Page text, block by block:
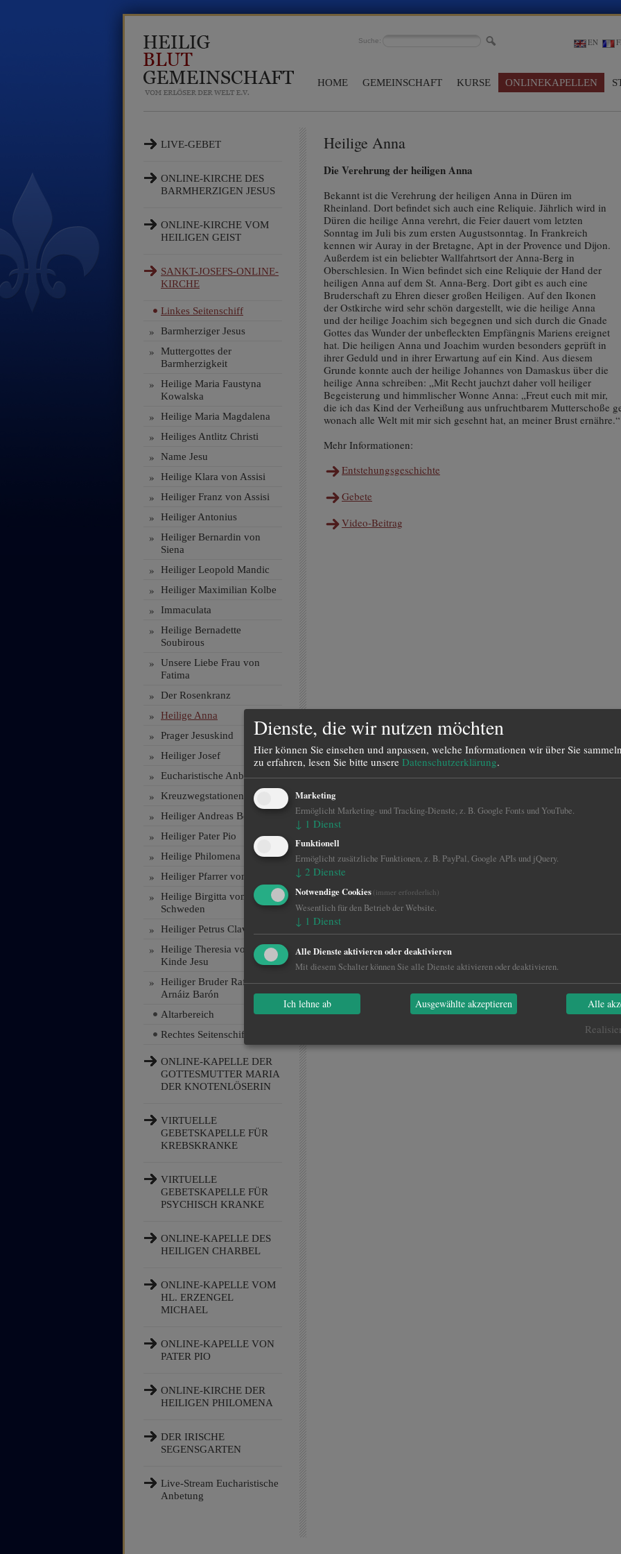
Suche: EN
HOME GEMEINSCHAFT KURSE ONLINEKAPELLEN
LIVE-GEBET
ONLINE-KIRCHE DES
BARMHERZIGEN JESUS
ONLINE-KIRCHE VOM
HEILIGEN GEIST
SANKT-JOSEFS-ONLINE-
KIRCHE
Linkes Seitenschiff
» Barmherziger Jesus
»
Muttergottes der
Barmherzigkeit
»
Heilige Maria Faustyna
Kowalska
» Heilige Maria Magdalena
» Heiliges Antlitz Christi
» Name Jesu
» Heilige Klara von Assisi
» Heiliger Franz von Assisi
» Heiliger Antonius
»
Heiliger Bernardin von
Siena
» Heiliger Leopold Mandic
» Heiliger Maximilian Kolbe
» Immaculata
»
Heilige Bernadette
Soubirous
»
Unsere Liebe Frau von
Fatima
» Der Rosenkranz
» Heilige Anna
» Prager Jesuskind
» Heiliger Josef
» Eucharistische Anbetung
» Kreuzwegstationen
» Heiliger Andreas Bessette
» Heiliger Pater Pio
» Heilige Philomena
» Heiliger Pfarrer von Ars
»
Heilige Birgitta von
Schweden
» Heiliger Petrus Claver
»
Heilige Theresia vom
Kinde Jesu
»
Heiliger Bruder Rafael
Arnáiz Barón
Altarbereich
Rechtes Seitenschiff
ONLINE-KAPELLE DER
GOTTESMUTTER MARIA
DER KNOTENLÖSERIN
VIRTUELLE
GEBETSKAPELLE FÜR
KREBSKRANKE
VIRTUELLE
GEBETSKAPELLE FÜR
PSYCHISCH KRANKE
ONLINE-KAPELLE DES
HEILIGEN CHARBEL
ONLINE-KAPELLE VOM
HL. ERZENGEL
MICHAEL
ONLINE-KAPELLE VON
PATER PIO
ONLINE-KIRCHE DER
HEILIGEN PHILOMENA
DER IRISCHE
SEGENSGARTEN
Live-Stream Eucharistische
Anbetung
Heilige Anna
Die Verehrung der heiligen Anna
Bekannt ist die Verehrung der heiligen Anna in Düren im
Rheinland. Dort befindet sich auch eine Reliquie. Jährlich wird in
Düren die heilige Anna verehrt, die Feier dauert vom letzten
Sonntag im Juli bis zum ersten Augustsonntag. In Frankreich
kennen wir Auray in der Bretagne, Apt in der Provence und Dijon.
Außerdem ist ein beliebter Wallfahrtsort der Anna-Berg in
Oberschlesien. In Wien befindet sich eine Reliquie der Hand der
heiligen Anna auf dem St. Anna-Berg. Dort gibt es auch eine
Bruderschaft zu Ehren dieser großen Heiligen. Auf den Ikonen
der Ostkirche wird sehr schön dargestellt, wie die heilige Anna
und der heilige Joachim sich begegnen und sich durch die Gnade
Gottes das Wunder der unbefleckten Empfängnis Mariens ereignet
hat. Die heiligen Anna und Joachim wurden besonders geprüft in
ihrer Geduld und in ihrer Erwartung auf ein Kind. Aus diesem
Grunde konnte auch der heilige Johannes von Damaskus über die
heilige Anna schreiben: „Mit Recht jauchzt daher voll heiliger
Begeisterung und himmlischer Wonne Anna: „Freut euch mit mir,
die ich das Kind der Verheißung aus unfruchtbarem Mutterschoße
wonach alle Welt mit mir sich gesehnt hat, an meiner Brust
Mehr Informationen:
Entstehungsgeschichte
Gebete
Video-Beitrag
Dienste, die wir nutzen möchten
Hier können Sie einsehen und anpassen, welche Informationen wir über Sie
zu erfahren, lesen Sie bitte unsere Datenschutzerklärung.
Marketing
Ermöglicht Marketing- und Tracking-Dienste, z. B. Google Fonts und YouTube.
↓ 1 Dienst
Funktionell
Ermöglicht zusätzliche Funktionen, z. B. PayPal, Google APIs und jQuery.
↓ 2 Dienste
Notwendige Cookies (immer erforderlich)
Wesentlich für den Betrieb der Website.
↓ 1 Dienst
Alle Dienste aktivieren oder deaktivieren
Mit diesem Schalter können Sie alle Dienste aktivieren oder deaktivieren.
Ich lehne ab Ausgewählte akzeptieren Alle